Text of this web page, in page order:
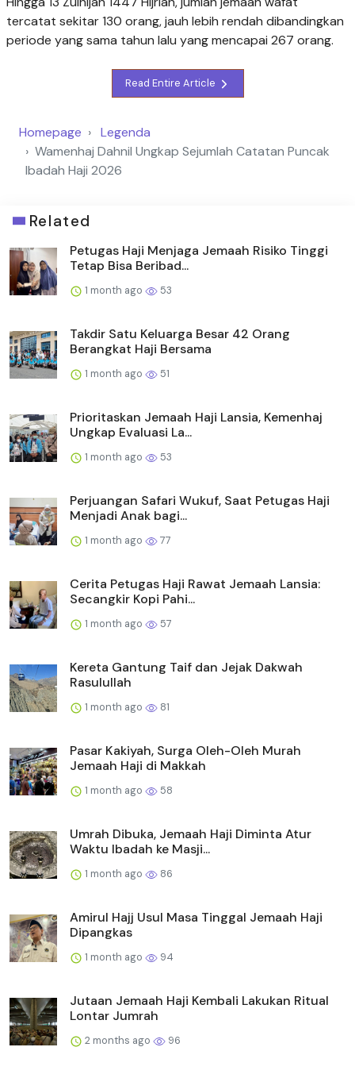
tercatat sekitar 130 orang, jauh lebih rendah dibandingkan
periode yang sama tahun lalu yang mencapai 267 orang.
Read Entire Article
Homepage
Legenda
Wamenhaj Dahnil Ungkap Sejumlah Catatan Puncak
Ibadah Haji 2026
Related
Petugas Haji Menjaga Jemaah Risiko Tinggi
Tetap Bisa Beribad...
1 month ago 53
Takdir Satu Keluarga Besar 42 Orang
Berangkat Haji Bersama
1 month ago 51
Prioritaskan Jemaah Haji Lansia, Kemenhaj
Ungkap Evaluasi La...
1 month ago 53
Perjuangan Safari Wukuf, Saat Petugas Haji
Menjadi Anak bagi...
1 month ago 77
Cerita Petugas Haji Rawat Jemaah Lansia:
Secangkir Kopi Pahi...
1 month ago 57
Kereta Gantung Taif dan Jejak Dakwah
Rasulullah
1 month ago 81
Pasar Kakiyah, Surga Oleh-Oleh Murah
Jemaah Haji di Makkah
1 month ago 58
Umrah Dibuka, Jemaah Haji Diminta Atur
Waktu Ibadah ke Masji...
1 month ago 86
Amirul Hajj Usul Masa Tinggal Jemaah Haji
Dipangkas
1 month ago 94
Jutaan Jemaah Haji Kembali Lakukan Ritual
Lontar Jumrah
2 months ago 96